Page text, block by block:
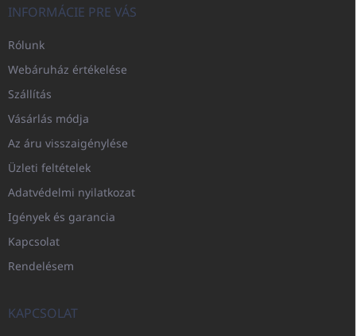
INFORMÁCIE PRE VÁS
Rólunk
Webáruház értékelése
Szállítás
Vásárlás módja
Az áru visszaigénylése
Üzleti feltételek
Adatvédelmi nyilatkozat
Igények és garancia
Kapcsolat
Rendelésem
KAPCSOLAT